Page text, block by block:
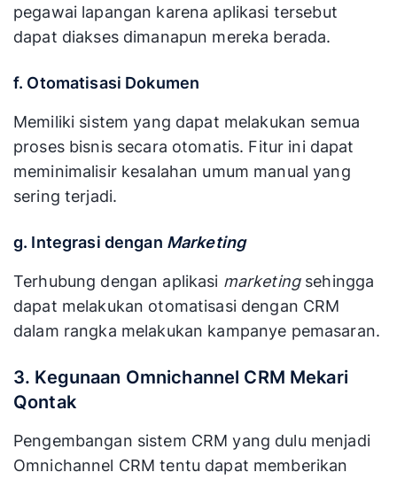
pegawai lapangan karena aplikasi tersebut
dapat diakses dimanapun mereka berada.
f. Otomatisasi Dokumen
Memiliki sistem yang dapat melakukan semua
proses bisnis secara otomatis. Fitur ini dapat
meminimalisir kesalahan umum manual yang
sering terjadi.
g. Integrasi dengan Marketing
Terhubung dengan aplikasi marketingsehingga
dapat melakukan otomatisasi dengan CRM
dalam rangka melakukan kampanye pemasaran.
3. Kegunaan Omnichannel CRM Mekari
Qontak
Pengembangan sistem CRM yang dulu menjadi
Omnichannel CRM tentu dapat memberikan